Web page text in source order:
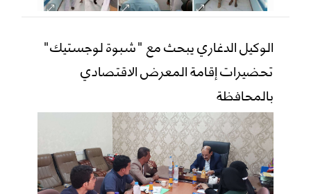
الوكيل الدغاري يبحث مع "شبوة لوجستيك"
تحضيرات إقامة المعرض الاقتصادي
بالمحافظة